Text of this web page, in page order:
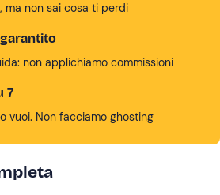
ma non sai cosa ti perdi
non applichiamo commissioni
7
vuoi. Non facciamo ghosting